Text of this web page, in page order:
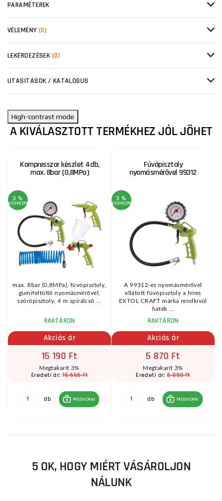
PARAMÉTEREK
VÉLEMÉNY (0)
LEKÉRDEZÉSEK (0)
UTASÍTÁSOK / KATALÓGUS
High-contrast mode
A KIVÁLASZTOTT TERMÉKHEZ JÓL JÖHET
Kompresszor készlet 4db,
max. 8bar (0,8MPa)
3 %
KEDVEZMÉNY
max. 8bar (0,8MPa), fúvópisztoly,
gumifeltöltő nyomásmérővel,
szórópisztoly, 4 m spirálcső ...
RAKTÁRON
Akciós ár
15 190 Ft
Megtakarít 3%
Eredeti ár:15 655 Ft
db MEGVENNI
Fúvópisztoly
nyomásmérővel 99312
3 %
KEDVEZMÉNY
A 99312-es nyomásmérővel
ellátott fúvópisztoly a híres
EXTOL CRAFT márka rendkívül
haték ...
RAKTÁRON
Akciós ár
5 870 Ft
Megtakarít 3%
Eredeti ár:6 050 Ft
db MEGVENNI
5 OK, HOGY MIÉRT VÁSÁROLJON
NÁLUNK